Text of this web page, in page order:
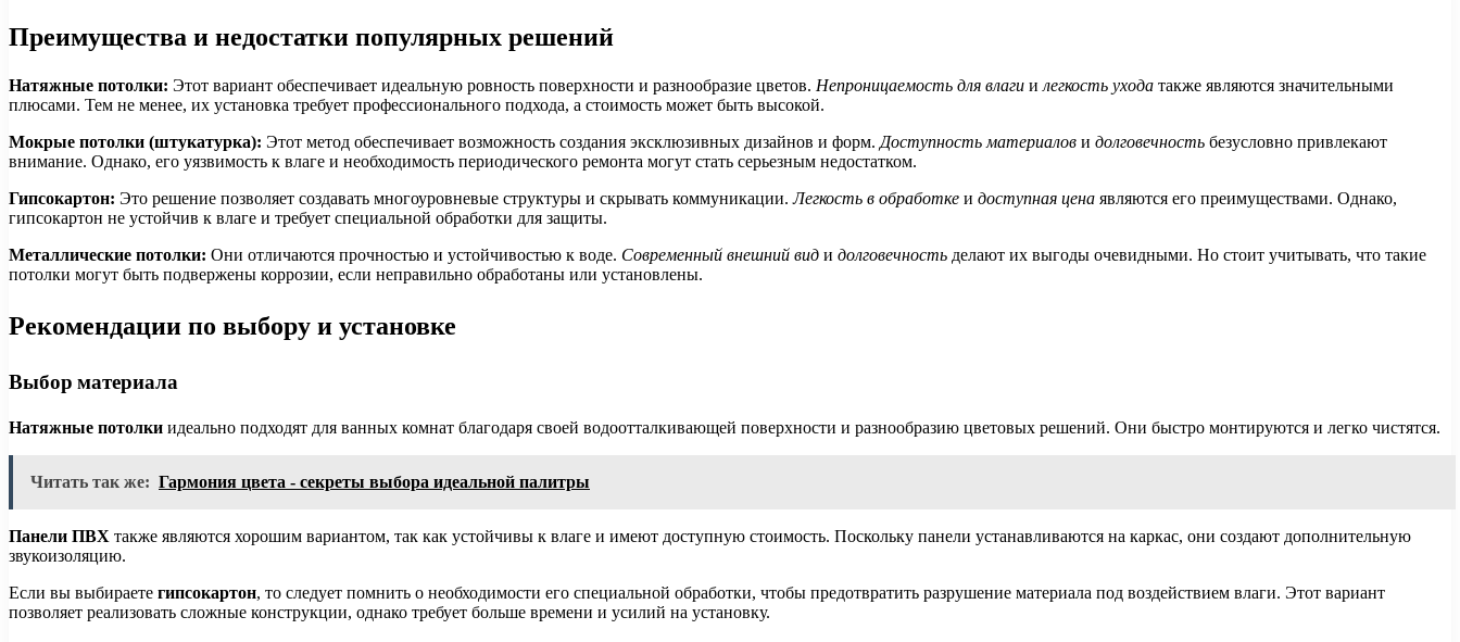
Преимущества и недостатки популярных решений
Натяжные потолки: Этот вариант обеспечивает идеальную ровность поверхности и разнообразие цветов. Непроницаемость для влаги илегкость ухода также являются значительными
плюсами. Тем не менее, их установка требует профессионального подхода, а стоимость может быть высокой.
Мокрые потолки (штукатурка): Этот метод обеспечивает возможность создания эксклюзивных дизайнов и форм.Доступность материалов и долговечность безусловно привлекают
внимание. Однако, его уязвимость к влаге и необходимость периодического ремонта могут стать серьезным недостатком.
Гипсокартон: Это решение позволяет создавать многоуровневые структуры и скрывать коммуникации.Легкость в обработке и доступная цена являются его преимуществами. Однако,
гипсокартон не устойчив к влаге и требует специальной обработки для защиты.
Металлические потолки: Они отличаются прочностью и устойчивостью к воде. Современный внешний вид и долговечность делают их выгоды очевидными. Но стоит учитывать, что такие
потолки могут быть подвержены коррозии, если неправильно обработаны или установлены.
Рекомендации по выбору и установке
Выбор материала
Натяжные потолки идеально подходят для ванных комнат благодаря своей водоотталкивающей поверхности и разнообразию цветовых решений. Они быстро монтируются и легко чистятся.
Читать так же: Гармония цвета - секреты выбора идеальной палитры
Панели ПВХ также являются хорошим вариантом, так как устойчивы к влаге и имеют доступную стоимость. Поскольку панели устанавливаются на каркас, они создают дополнительную
звукоизоляцию.
Если вы выбираете гипсокартон, то следует помнить о необходимости его специальной обработки, чтобы предотвратить разрушение материала под воздействием влаги. Этот вариант
позволяет реализовать сложные конструкции, однако требует больше времени и усилий на установку.